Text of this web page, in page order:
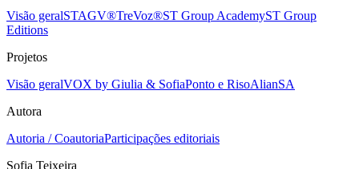
Visão geralSTAGV®TreVoz®ST Group AcademyST Group
Editions
Projetos
Visão geralVOX by Giulia & SofiaPonto e RisoAlianSA
Autora
Autoria / CoautoriaParticipações editoriais
Sofia Teixeira